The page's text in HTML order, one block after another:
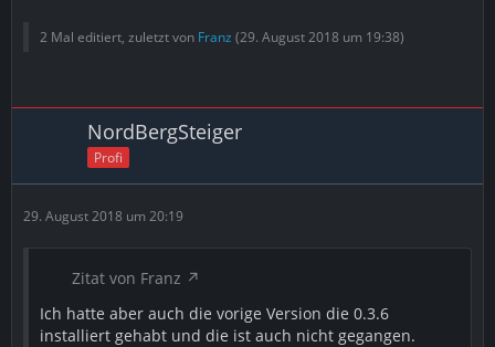
2 Mal editiert, zuletzt von Franz (29. August 2018 um 19:38)
NordBergSteiger
Profi
29. August 2018 um 20:19
Zitat von Franz
Ich hatte aber auch die vorige Version die 0.3.6
installiert gehabt und die ist auch nicht gegangen.